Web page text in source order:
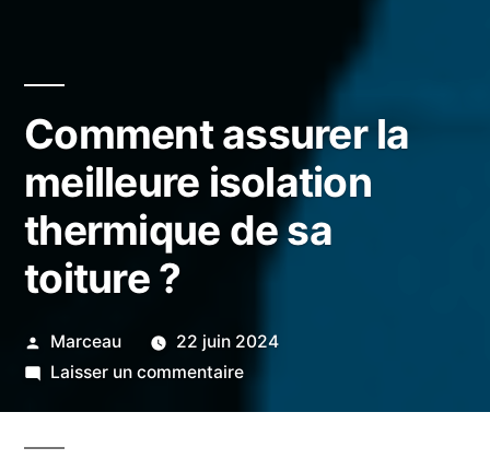
Comment assurer la
meilleure isolation
thermique de sa
toiture ?
Publié
par
Marceau
22 juin 2024
Laisser un commentairesur